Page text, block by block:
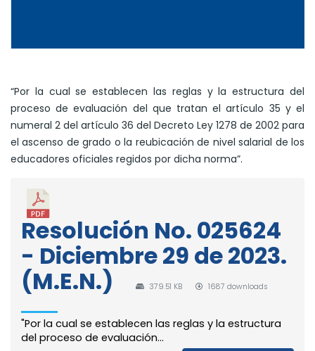
“Por la cual se establecen las reglas y la estructura del
proceso de evaluación del que tratan el artículo 35 y el
numeral 2 del artículo 36 del Decreto Ley 1278 de 2002 para
el ascenso de grado o la reubicación de nivel salarial de los
educadores oficiales regidos por dicha norma”.
Resolución No. 025624
- Diciembre 29 de 2023.
(M.E.N.)
379.51 KB 1687 downloads
"Por la cual se establecen las reglas y la estructura
del proceso de evaluación...